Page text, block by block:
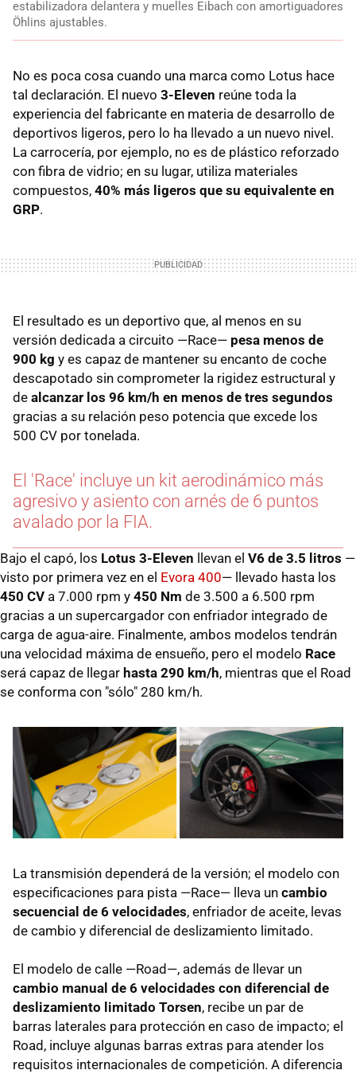
estabilizadora delantera y muelles Eibach con amortiguadores
Öhlins ajustables.
No es poca cosa cuando una marca como Lotus hace
tal declaración. El nuevo 3-Eleven reúne toda la
experiencia del fabricante en materia de desarrollo de
deportivos ligeros, pero lo ha llevado a un nuevo nivel.
La carrocería, por ejemplo, no es de plástico reforzado
con fibra de vidrio; en su lugar, utiliza materiales
compuestos, 40% más ligeros que su equivalente en
GRP.
El resultado es un deportivo que, al menos en su
versión dedicada a circuito —Race— pesa menos de
900 kg y es capaz de mantener su encanto de coche
descapotado sin comprometer la rigidez estructural y
de alcanzar los 96 km/h en menos de tres segundos
gracias a su relación peso potencia que excede los
500 CV por tonelada.
El 'Race' incluye un kit aerodinámico más
agresivo y asiento con arnés de 6 puntos
avalado por la FIA.
Bajo el capó, los Lotus 3-Eleven llevan el V6 de 3.5 litros —
visto por primera vez en el Evora 400— llevado hasta los
450 CV a 7.000 rpm y 450 Nm de 3.500 a 6.500 rpm
gracias a un supercargador con enfriador integrado de
carga de agua-aire. Finalmente, ambos modelos tendrán
una velocidad máxima de ensueño, pero el modelo Race
será capaz de llegar hasta 290 km/h, mientras que el Road
se conforma con "sólo" 280 km/h.
La transmisión dependerá de la versión; el modelo con
especificaciones para pista —Race— lleva un cambio
secuencial de 6 velocidades, enfriador de aceite, levas
de cambio y diferencial de deslizamiento limitado.
El modelo de calle —Road—, además de llevar un
cambio manual de 6 velocidades con diferencial de
deslizamiento limitado Torsen, recibe un par de
barras laterales para protección en caso de impacto; el
Road, incluye algunas barras extras para atender los
requisitos internacionales de competición. A diferencia